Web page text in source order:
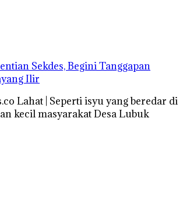
Sekdes, Begini Tanggapan
Ilir
Lahat | Seperti isyu yang beredar di
kecil masyarakat Desa Lubuk